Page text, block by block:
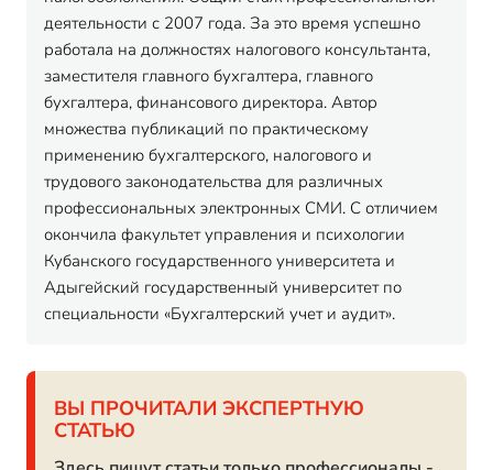
деятельности с 2007 года. За это время успешно
работала на должностях налогового консультанта,
заместителя главного бухгалтера, главного
бухгалтера, финансового директора. Автор
множества публикаций по практическому
применению бухгалтерского, налогового и
трудового законодательства для различных
профессиональных электронных СМИ. С отличием
окончила факультет управления и психологии
Кубанского государственного университета и
Адыгейский государственный университет по
специальности «Бухгалтерский учет и аудит».
ВЫ ПРОЧИТАЛИ ЭКСПЕРТНУЮ
СТАТЬЮ